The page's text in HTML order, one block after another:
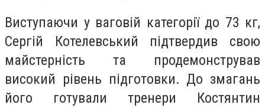
Виступаючи у ваговій категорії до 73 кг,
Сергій Котелевський підтвердив свою
майстерність та продемонстрував
високий рівень підготовки. До змагань
його готували тренери Костянтин